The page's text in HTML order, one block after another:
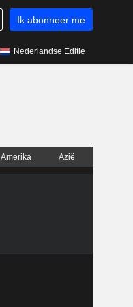
Ik abonneer me
Nederlandse Editie
Amerika Azië